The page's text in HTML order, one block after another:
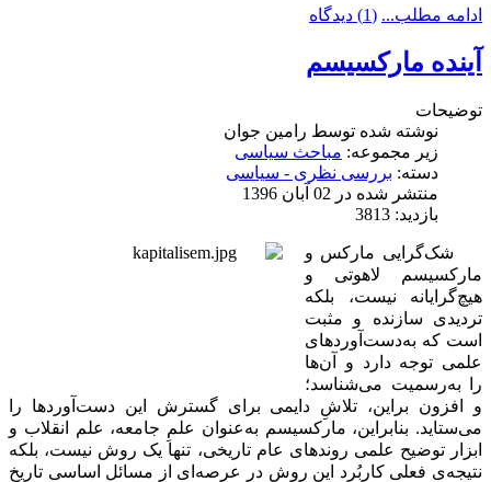
ادامه مطلب... (1) دیدگاه
آینده مارکسیسم
توضیحات
نوشته شده توسط رامین جوان
زیر مجموعه: مباحث سیاسی
دسته: بررسی نظری - سیاسی
منتشر شده در 02 آبان 1396
بازدید: 3813
شک‌گرایی مارکس و
مارکسیسم لاهوتی و
هیچ‌گرایانه نیست، بلکه
تردیدی سازنده و مثبت
است که به‌دست‌آوردهای
علمی توجه دارد و آن‌ها
را به‌رسمیت می‌شناسد؛
و افزون براین، تلاشِ دایمی برای گسترش این دست‌آوردها را
می‌ستاید. بنابراین، مارکسیسم به‌عنوان علمِ جامعه، علم انقلاب و
ابزار توضیح علمی روندهای عام تاریخی، تنها یک روش نیست، بلکه
نتیجه‌ی فعلی کاربُرد این روش در عرصه‌ای از مسائل اساسی تاریخ